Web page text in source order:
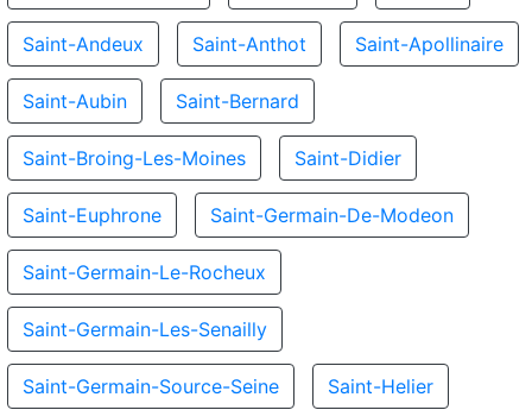
Saint-Andeux Saint-Anthot Saint-Apollinaire
Saint-Aubin Saint-Bernard
Saint-Broing-Les-Moines Saint-Didier
Saint-Euphrone Saint-Germain-De-Modeon
Saint-Germain-Le-Rocheux
Saint-Germain-Les-Senailly
Saint-Germain-Source-Seine Saint-Helier